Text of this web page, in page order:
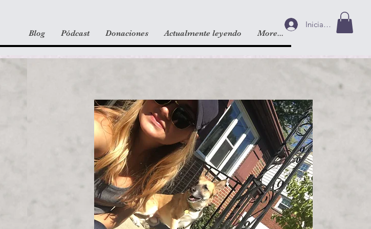
Blog Pódcast Donaciones Actualmente leyendo More...
Iniciar sesión